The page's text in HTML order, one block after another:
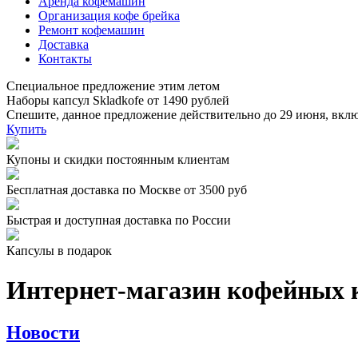
Организация кофе брейка
Ремонт кофемашин
Доставка
Контакты
Специальное предложение этим летом
Наборы капсул Skladkofe от 1490 рублей
Спешите, данное предложение действительно до 29 июня,
Купить
Купоны и скидки постоянным клиентам
Бесплатная доставка по Москве от 3500 руб
Быстрая и доступная доставка по России
Капсулы в подарок
Интернет-магазин кофейных
Новости